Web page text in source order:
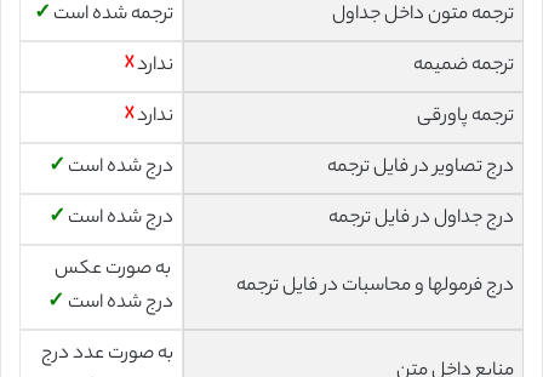
ترجمه متون داخل جداول ترجمه شده است ✓
ترجمه ضمیمه
ندارد☓
ترجمه پاورقی
ندارد☓
درج تصاویر در فایل ترجمه
درج شده است ✓
درج جداول در فایل ترجمه
درج شده است ✓
درج فرمولها و محاسبات در فایل ترجمه
به صورت عکس
درج شده است ✓
به صورت عدد درج